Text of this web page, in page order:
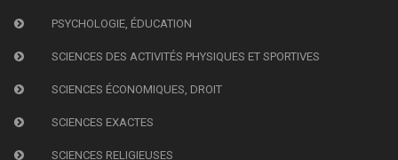
PSYCHOLOGIE, ÉDUCATION
SCIENCES DES ACTIVITÉS PHYSIQUES ET SPORTIVES
SCIENCES ÉCONOMIQUES, DROIT
SCIENCES EXACTES
SCIENCES RELIGIEUSES